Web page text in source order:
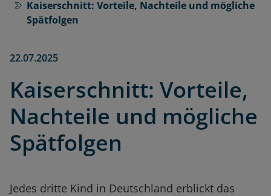
Kaiserschnitt: Vorteile, Nachteile und mögliche
Spätfolgen
22.07.2025
Kaiserschnitt: Vorteile,
Nachteile und mögliche
Spätfolgen
Jedes dritte Kind in Deutschland erblickt das